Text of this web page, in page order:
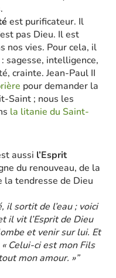
est purificateur. Il
pas Dieu. Il est
nos vies. Pour cela, il
: sagesse, intelligence,
crainte. Jean-Paul II
pour demander la
Saint ; nous les
la litanie du Saint-
aussi l’Esprit
du renouveau, de la
la tendresse de Dieu
il sortit de l’eau ; voici
il vit l’Esprit de Dieu
et venir sur lui. Et
Celui-ci est mon Fils
mon amour. »”